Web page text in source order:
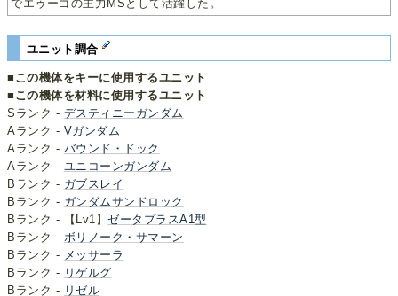
でエゥーゴの主力MSとして活躍した。
ユニット調合
■この機体をキーに使用するユニット
■この機体を材料に使用するユニット
Sランク - デスティニーガンダム
Aランク - Vガンダム
Aランク - バウンド・ドック
Aランク - ユニコーンガンダム
Bランク - ガブスレイ
Bランク - ガンダムサンドロック
Bランク - 【Lv1】ゼータプラスA1型
Bランク - ボリノーク・サマーン
Bランク - メッサーラ
Bランク - リゲルグ
Bランク - リゼル